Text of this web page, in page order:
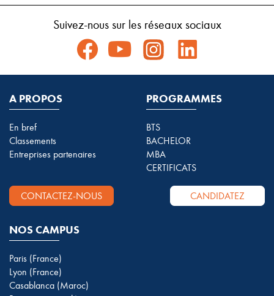
Suivez-nous sur les réseaux sociaux
A PROPOS
En bref
Classements
Entreprises partenaires
PROGRAMMES
BTS
BACHELOR
MBA
CERTIFICATS
CONTACTEZ-NOUS CANDIDATEZ
NOS CAMPUS
Paris (France)
Lyon (France)
Casablanca (Maroc)